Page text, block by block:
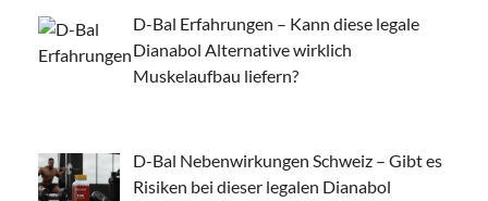
D-Bal Erfahrungen – Kann diese legale
Dianabol Alternative wirklich
Muskelaufbau liefern?
D-Bal Nebenwirkungen Schweiz – Gibt es
Risiken bei dieser legalen Dianabol